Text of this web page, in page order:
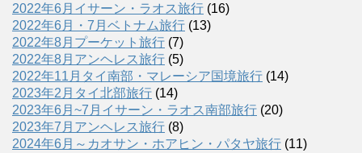
2022年6月イサーン・ラオス旅行 (16)
2022年6月・7月ベトナム旅行 (13)
2022年8月プーケット旅行 (7)
2022年8月アンヘレス旅行 (5)
2022年11月タイ南部・マレーシア国境旅行 (14)
2023年2月タイ北部旅行 (14)
2023年6月~7月イサーン・ラオス南部旅行 (20)
2023年7月アンヘレス旅行 (8)
2024年6月～カオサン・ホアヒン・パタヤ旅行 (11)